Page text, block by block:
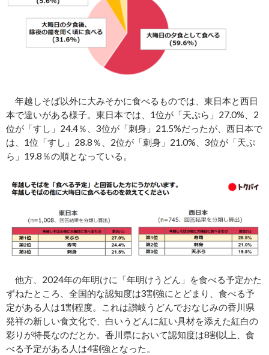
年越しそば以外に大みそかに食べるものでは、東日本と西日
本で違いがある様子。東日本では、1位が「天ぷら」27.0%、2
位が「すし」24.4％、3位が「刺身」21.5%だったが、西日本で
は、1位「すし」28.8％、2位が「刺身」21.0%、3位が「天ぷ
ら」19.8％の順となっている。
他方、2024年の年明けに「年明けうどん」を食べる予定かた
ずねたところ、全国的な認知度は3割強にとどまり、食べる予
定がある人は1割程度。これは讃岐うどんでおなじみの香川県
発祥の新しい食文化で、白いうどんに紅い具材を添えた紅白の
彩りが特長なのだとか。香川県において認知度は8割以上、食
べる予定がある人は4割強となった。